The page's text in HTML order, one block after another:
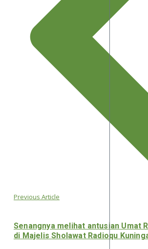
Previous Article
Senangnya melihat antusian Umat
di Majelis Sholawat Radioqu